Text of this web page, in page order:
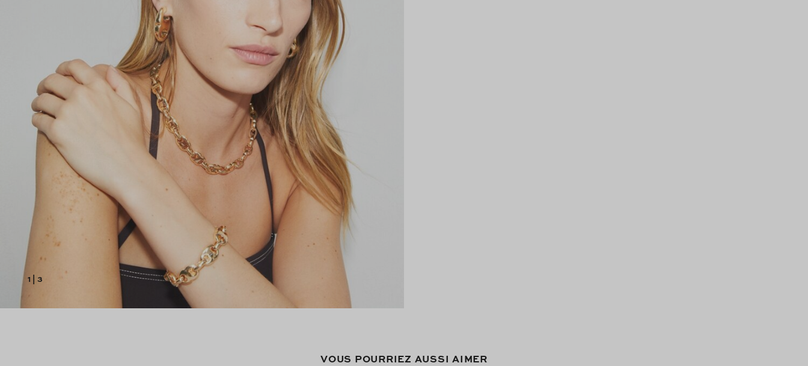
1 | 3
VOUS POURRIEZ AUSSI AIMER